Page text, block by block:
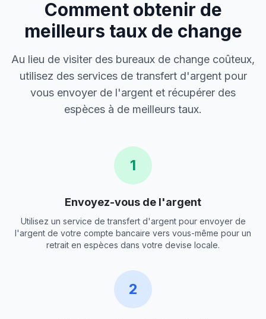
Comment obtenir de
meilleurs taux de change
Au lieu de visiter des bureaux de change coûteux,
utilisez des services de transfert d'argent pour
vous envoyer de l'argent et récupérer des
espèces à de meilleurs taux.
1
Envoyez-vous de l'argent
Utilisez un service de transfert d'argent pour envoyer de
l'argent de votre compte bancaire vers vous-même pour un
retrait en espèces dans votre devise locale.
2